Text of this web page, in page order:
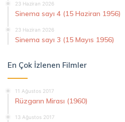
23 Haziran 2026
Sinema sayı 4 (15 Haziran 1956)
23 Haziran 2026
Sinema sayı 3 (15 Mayıs 1956)
En Çok İzlenen Filmler
11 Ağustos 2017
Rüzgarın Mirası (1960)
13 Ağustos 2017